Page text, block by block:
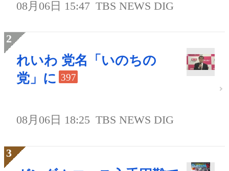
08月06日 15:47 TBS NEWS DIG
れいわ 党名「いのちの
党」に 397
08月06日 18:25 TBS NEWS DIG